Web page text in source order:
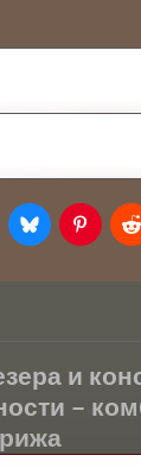
BlueskyPinterest
и
–